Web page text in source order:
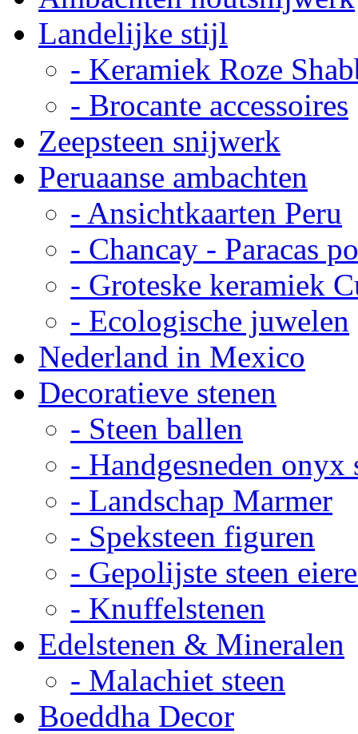
Landelijke stijl
- Keramiek Roze
- Brocante accessoires
Zeepsteen snijwerk
Peruaanse ambachten
- Ansichtkaarten Peru
- Chancay - Paracas
- Groteske keramiek
- Ecologische juwelen
Nederland in Mexico
Decoratieve stenen
- Steen ballen
- Handgesneden onyx
- Landschap Marmer
- Speksteen figuren
- Gepolijste steen
- Knuffelstenen
Edelstenen & Mineralen
- Malachiet steen
Boeddha Decor